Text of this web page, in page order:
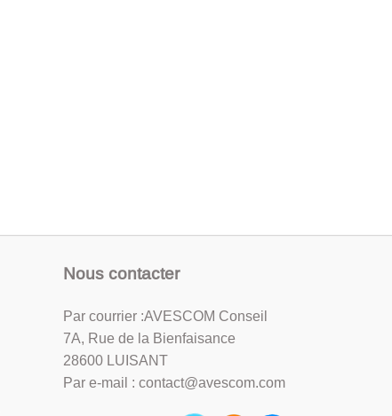
Nous contacter
Par courrier :AVESCOM Conseil
7A, Rue de la Bienfaisance
28600 LUISANT
Par e-mail : contact@avescom.com